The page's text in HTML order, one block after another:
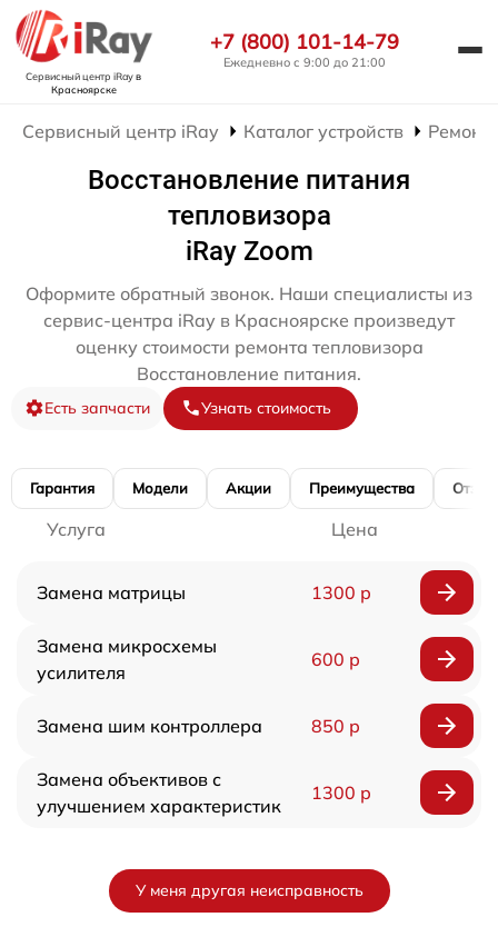
Сервисный центр iRayв
Красноярске
+7 (800) 101-14-79
Ежедневно с 9:00 до 21:00
Сервисный центр iRay Каталог устройств Ремонт
Восстановление питания
тепловизора
iRay Zoom
Оформите обратный звонок. Наши специалисты из
сервис-центра iRay в Красноярске произведут
оценку стоимости ремонта тепловизора
Восстановление питания.
Есть запчасти Узнать стоимость
Гарантия Модели Акции Преимущества
Услуга Цена
Замена матрицы 1300 р
Замена микросхемы
усилителя
600 р
Замена шим контроллера 850 р
Замена объективов с
улучшением характеристик
1300 р
У меня другая неисправность